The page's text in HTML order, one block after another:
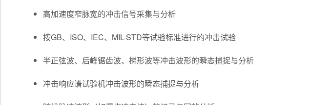
高加速度窄脉宽的冲击信号采集与分析
按GB、ISO、IEC、MIL-STD等试验标准进行的冲击试验
半正弦波、后峰锯齿波、梯形波等冲击波形的瞬态捕捉与分析
冲击响应谱试验机冲击波形的瞬态捕捉与分析